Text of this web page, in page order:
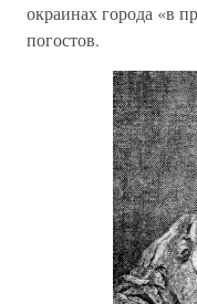
окраинах города «в
погостов.